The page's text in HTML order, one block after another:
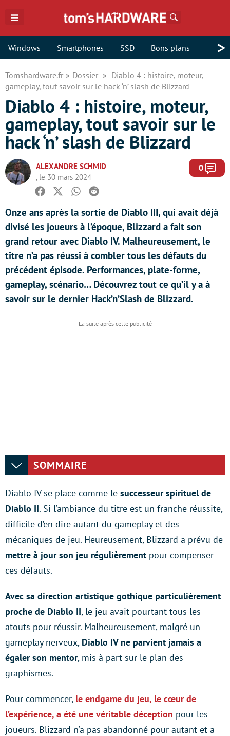
Windows Smartphones SSD Bons plans >
Tomshardware.fr Dossier
Diablo 4 : histoire, moteur,
gameplay, tout savoir sur le hack ‘n’ slash de Blizzard
Diablo 4 : histoire, moteur,
gameplay, tout savoir sur le
hack ‘n’ slash de Blizzard
ALEXANDRE SCHMID
, le 30 mars 2024
0
Facebook
TwitterWhatsapp
Reddit
Onze ans après la sortie de Diablo III, qui avait déjà
divisé les joueurs à l’époque, Blizzard a fait son
grand retour avec Diablo IV. Malheureusement, le
titre n’a pas réussi à combler tous les défauts du
précédent épisode. Performances, plate-forme,
gameplay, scénario… Découvrez tout ce qu’il y a à
savoir sur le dernier Hack’n’Slash de Blizzard.
SOMMAIRE
Diablo IV se place comme le successeur spirituel de
Diablo II. Si l’ambiance du titre est un franche réussite,
difficile d’en dire autant du gameplay et des
mécaniques de jeu. Heureusement, Blizzard a prévu de
mettre à jour son jeu régulièrement pour compenser
ces défauts.
Avec sa direction artistique gothique particulièrement
proche de Diablo II, le jeu avait pourtant tous les
atouts pour réussir. Malheureusement, malgré un
gameplay nerveux, Diablo IV ne parvient jamais a
égaler son mentor, mis à part sur le plan des
graphismes.
Pour commencer, le endgame du jeu, le cœur de
l’expérience, a été une véritable déception pour les
joueurs. Blizzard n’a pas abandonné pour autant et a